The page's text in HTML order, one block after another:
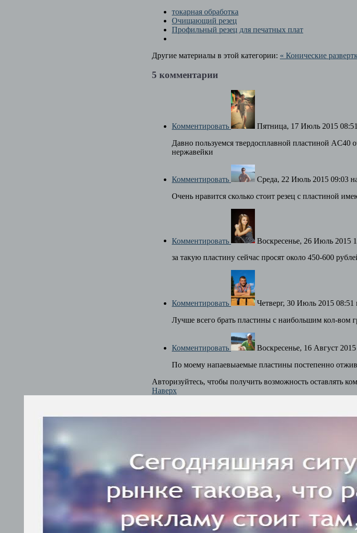
токарная обработка
Очищающий резец
Профильный резец для печатных плат
Другие материалы в этой категории: « Конические
5 комментарии
Комментировать Пятница, 17 Июль 2015 08:51
Давно пользуемся твердосплавной пластиной AC40
нержавейки
Комментировать Среда, 22 Июль 2015 09:03
Очень нравится сколько стоит резец с пластиной
Комментировать Воскресенье, 26 Июль 2015
за такую пластину сейчас просят около 450-600
Комментировать Четверг, 30 Июль 2015 08:51
Лучше всего брать пластины с наибольшим кол-вом
Комментировать Воскресенье, 16 Август
По моему напаевыаемые пластины постепенно
Авторизуйтесь, чтобы получить возможность оставлять
Наверх